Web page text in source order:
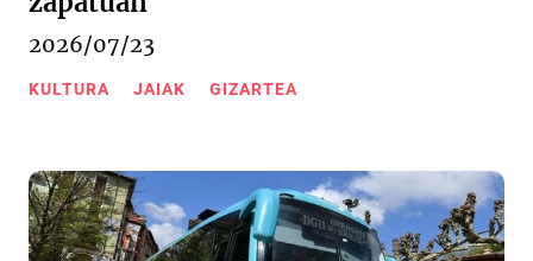
2026/07/23
KULTURA JAIAK GIZARTEA